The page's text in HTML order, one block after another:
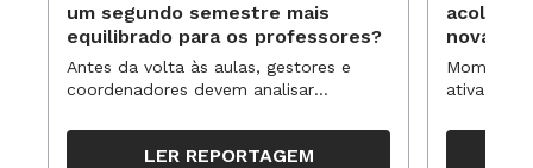
um segundo semestre mais
equilibrado para os professores?
Antes da volta às aulas, gestores e
coordenadores devem analisar
organizar ações para orientar o
trabalho pedagógico ao longo do
LER REPORTAGEM
novas
ativa
propostas